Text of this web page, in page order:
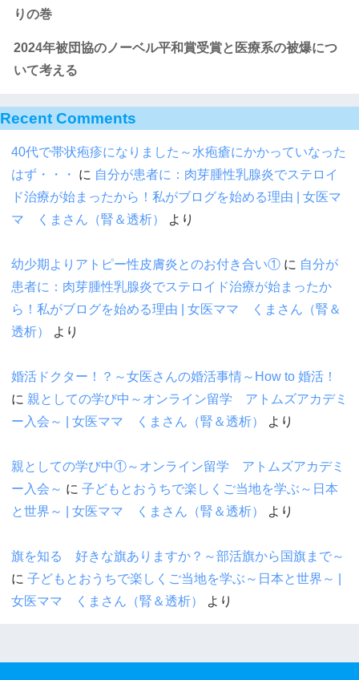
りの巻
2024年被団協のノーベル平和賞受賞と医療系の被爆につ
いて考える
Recent Comments
40代で帯状疱疹になりました～水疱瘡にかかっていなった
はず・・・
に 自分が患者に：肉芽腫性乳腺炎でステロイ
ド治療が始まったから！私がブログを始める理由 | 女医マ
マ くまさん（腎＆透析）
より
幼少期よりアトピー性皮膚炎とのお付き合い① に 自分が
患者に：肉芽腫性乳腺炎でステロイド治療が始まったか
ら！私がブログを始める理由 | 女医ママ くまさん（腎＆
透析）
より
婚活ドクター！？～女医さんの婚活事情～How to 婚活！
に 親としての学び中～オンライン留学 アトムズアカデミ
ー入会～ | 女医ママ くまさん（腎＆透析）
より
親としての学び中①～オンライン留学 アトムズアカデミ
ー入会～ に 子どもとおうちで楽しくご当地を学ぶ～日本
と世界～ | 女医ママ くまさん（腎＆透析）
より
旗を知る 好きな旗ありますか？～部活旗から国旗まで～
に 子どもとおうちで楽しくご当地を学ぶ～日本と世界～ |
女医ママ くまさん（腎＆透析）
より